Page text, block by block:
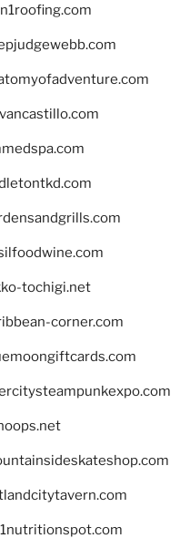
tochigi.net
corner.com